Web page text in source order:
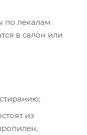
по лекалам
в салон или
из